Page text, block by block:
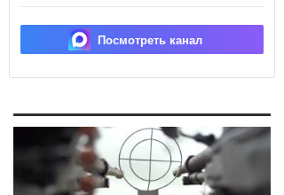
Посмотреть канал